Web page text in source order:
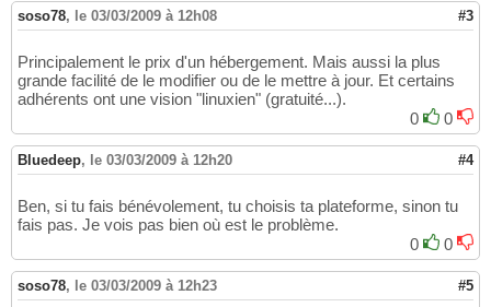
soso78, le 03/03/2009 à 12h08 #3
Principalement le prix d'un hébergement. Mais aussi la plus
grande facilité de le modifier ou de le mettre à jour. Et certains
adhérents ont une vision "linuxien" (gratuité...).
0
0
Bluedeep, le 03/03/2009 à 12h20 #4
Ben, si tu fais bénévolement, tu choisis ta plateforme, sinon tu
fais pas. Je vois pas bien où est le problème.
0
0
soso78, le 03/03/2009 à 12h23 #5